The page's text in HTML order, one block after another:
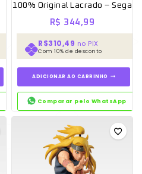
100% Original Lacrado – Sega
R$ 344,99
R$310,49 no PIX
Com 10% de desconto
ADICIONAR AO CARRINHO
Comparar pelo WhatsApp